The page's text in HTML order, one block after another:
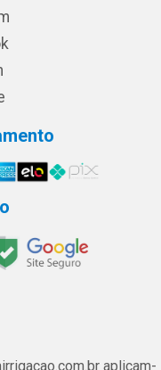
aplicam-